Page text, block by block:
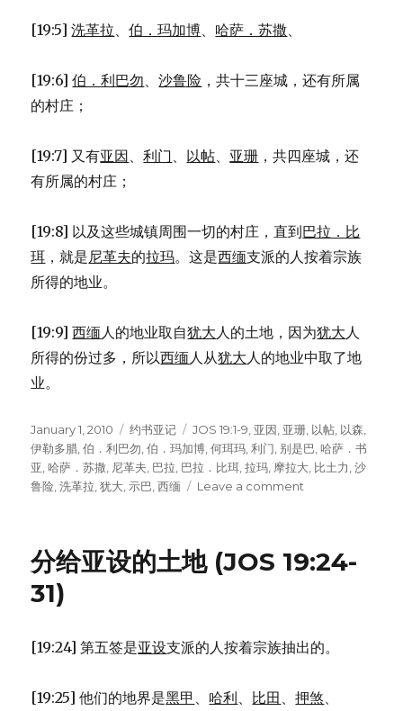
[19:5]洗革拉、伯．玛加博、 哈萨．苏撒、
[19:6]伯．利巴勿、沙鲁险 ，共十三座城，还有所属
的村庄；
[19:7] 又有亚因、利门、 以帖、 亚珊 ，共四座城，还
有所属的村庄；
[19:8] 以及这些城镇周围一切的村庄，直到巴拉．比
珥 ，就是尼革夫的拉玛。这是西缅支派的人按着宗族
所得的地业。
[19:9]西缅人的地业取自犹大人的土地，因为犹大人
所得的份过多，所以西缅人从犹大人的地业中取了地
业。
Posted
on
January 1, 2010 Categories
约书亚记 Tags
JOS 19:1-9 亚因 亚珊 以帖 以森
伊勒多腊 ,伯．利巴勿 ,伯．玛加博 ,何珥玛 ,利门 别是巴 ,哈萨．书
亚 ,哈萨．苏撒 尼革夫 巴拉 巴拉．比珥 ,拉玛 摩拉大 比土力 ,沙
鲁险 ,洗革拉 ,犹大 示巴 ,西缅 Leave a comment
缅
19:1-
分给亚设的土地 (JOS 19:24-
31)
[19:24] 第五签是亚设支派的人按着宗族抽出的。
[19:25] 他们的地界是黑甲 、 哈利、 比田 、押煞、